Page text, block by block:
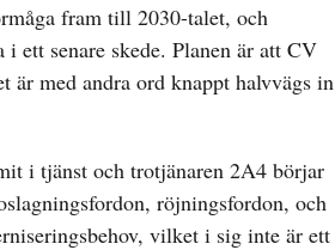
fram till 2030-talet, och
ett senare skede. Planen är att CV
är med andra ord knappt halvvägs in
i tjänst och trotjänaren 2A4 börjar
röjningsfordon, och
vilket i sig inte är ett